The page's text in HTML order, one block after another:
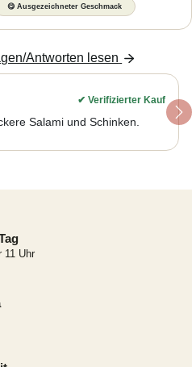
😋Ausgezeichneter Geschmack
Antworten lesen
✔ Verifizierter Kauf
Salami und Schinken.
11 Uhr